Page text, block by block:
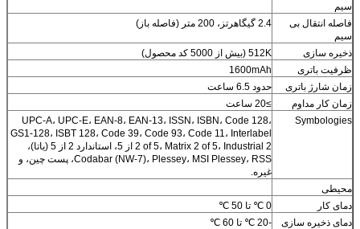
سیم
فاصله انتقال بی
سیم
2.4 گیگاهرتز، 200 متر (فاصله باز)
ذخیره سازی
512K (بیش از 5000 کد محصول)
ظرفیت باتری
1600mAh
زمان شارژ باتری
حدود 6.5 ساعت
زمان کار مداوم
≥20 ساعت
Symbologies
UPC-A، UPC-E، EAN-8، EAN-13، ISSN، ISBN، Code 128،
GS1-128، ISBT 128، Code 39، Code 93، Code 11، Interlabel
2 of 5، Matrix 2 of 5، Industrial 2 از 5، استاندارد 2 از 5 (یاتا)،
Codabar (NW-7)، Plessey، MSI Plessey، RSS، پست چین، و
غیره.
محیطی
دمای کار
0 ℃ تا 50 ℃
دمای ذخیره سازی
-20 ℃ تا 60 ℃